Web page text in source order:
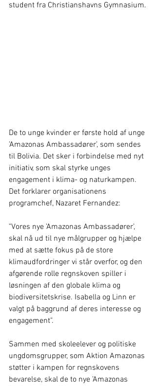
student fra Christianshavns Gymnasium.
De to unge kvinder er første hold af unge
’Amazonas Ambassadører’, som sendes
til Bolivia. Det sker i forbindelse med nyt
initiativ, som skal styrke unges
engagement i klima- og naturkampen.
Det forklarer organisationens
programchef, Nazaret Fernandez:
"Vores nye ’Amazonas Ambassadører’,
skal nå ud til nye målgrupper og hjælpe
med at sætte fokus på de store
klimaudfordringer vi står overfor, og den
afgørende rolle regnskoven spiller i
løsningen af den globale klima og
biodiversitetskrise. Isabella og Linn er
valgt på baggrund af deres interesse og
engagement".
Sammen med skoleelever og politiske
ungdomsgrupper, som Aktion Amazonas
støtter i kampen for regnskovens
bevarelse, skal de to nye ’Amazonas